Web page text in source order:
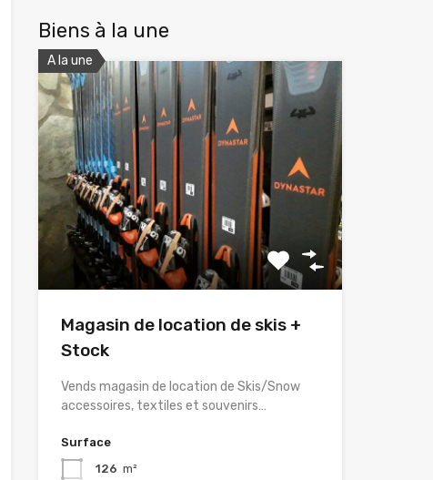
Biens à la une
A la une
Magasin de location de skis +
Stock
Vends magasin de location de Skis/Snow
accessoires, textiles et souvenirs…
Surface
126 m²